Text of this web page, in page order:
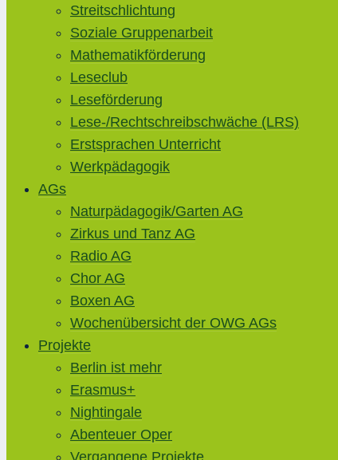
Streitschlichtung
Soziale Gruppenarbeit
Mathematikförderung
Leseclub
Leseförderung
Lese-/Rechtschreibschwäche (LRS)
Erstsprachen Unterricht
Werkpädagogik
AGs
Naturpädagogik/Garten AG
Zirkus und Tanz AG
Radio AG
Chor AG
Boxen AG
Wochenübersicht der OWG AGs
Projekte
Berlin ist mehr
Erasmus+
Nightingale
Abenteuer Oper
Vergangene Projekte